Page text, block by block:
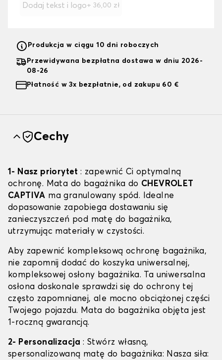
Dodaj tekst i logo+ 36,00 zł
Produkcja w ciągu 10 dni roboczych
Przewidywana bezpłatna dostawa w dniu 2026-
08-26
Płatność w 3x bezpłatnie, od zakupu 60 €
Cechy
1- Nasz priorytet: zapewnić Ci optymalną
ochronę. Mata do bagażnika do CHEVROLET
CAPTIVA ma granulowany spód. Idealne
dopasowanie zapobiega dostawaniu się
zanieczyszczeń pod matę do bagażnika,
utrzymując materiały w czystości.
Aby zapewnić kompleksową ochronę bagażnika,
nie zapomnij dodać do koszyka uniwersalnej,
kompleksowej osłony bagażnika. Ta uniwersalna
osłona doskonale sprawdzi się do ochrony tej
często zapomnianej, ale mocno obciążonej części
Twojego pojazdu. Mata do bagażnika objęta jest
1-roczną gwarancją.
2- Personalizacja: Stwórz własną,
spersonalizowaną matę do bagażnika: Nasza siła: